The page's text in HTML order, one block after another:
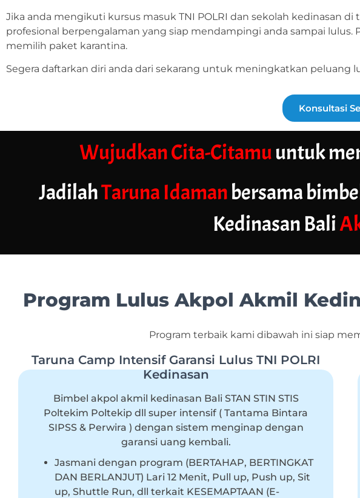
Jika anda mengikuti kursus masuk TNI POLRI dan sekolah kedinasan
profesional berpengalaman yang siap mendampingi anda sampai
memilih paket karantina.
Segera daftarkan diri anda dari sekarang untuk meningkatkan peluang
Konsultasi
Wujudkan Cita-Citamuuntuk
JadilahTaruna Idamanbersama
Kedinasan Bali
Program Lulus Akpol Akmil
Program terbaik kami dibawah ini siap
Taruna Camp Intensif Garansi Lulus TNI POLRI
Kedinasan
Bimbel akpol akmil kedinasan Bali STAN STIN STIS
Poltekim Poltekip dll super intensif ( Tantama Bintara
SIPSS & Perwira ) dengan sistem menginap dengan
garansi uang kembali.
Jasmani dengan program (BERTAHAP, BERTINGKAT
DAN BERLANJUT) Lari 12 Menit, Pull up, Push up, Sit
up, Shuttle Run, dll terkait KESEMAPTAAN (E-